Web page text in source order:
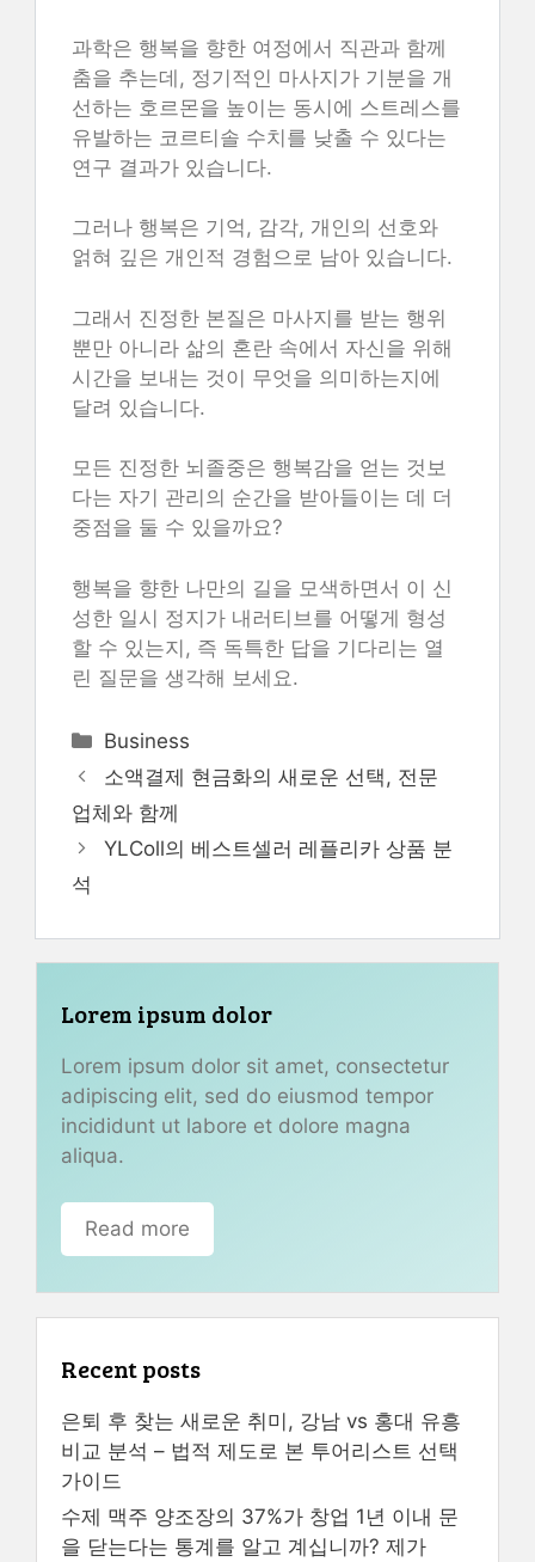
과학은 행복을 향한 여정에서 직관과 함께
춤을 추는데, 정기적인 마사지가 기분을 개
선하는 호르몬을 높이는 동시에 스트레스를
유발하는 코르티솔 수치를 낮출 수 있다는
연구 결과가 있습니다.
그러나 행복은 기억, 감각, 개인의 선호와
얽혀 깊은 개인적 경험으로 남아 있습니다.
그래서 진정한 본질은 마사지를 받는 행위
뿐만 아니라 삶의 혼란 속에서 자신을 위해
시간을 보내는 것이 무엇을 의미하는지에
달려 있습니다.
모든 진정한 뇌졸중은 행복감을 얻는 것보
다는 자기 관리의 순간을 받아들이는 데 더
중점을 둘 수 있을까요?
행복을 향한 나만의 길을 모색하면서 이 신
성한 일시 정지가 내러티브를 어떻게 형성
할 수 있는지, 즉 독특한 답을 기다리는 열
린 질문을 생각해 보세요.
Categories
Business
소액결제 현금화의 새로운 선택, 전문
업체와 함께
YLColl의 베스트셀러 레플리카 상품 분
석
Lorem ipsum dolor
Lorem ipsum dolor sit amet, consectetur
adipiscing elit, sed do eiusmod tempor
incididunt ut labore et dolore magna
aliqua.
Read more
Recent posts
은퇴 후 찾는 새로운 취미, 강남 vs 홍대 유흥
비교 분석 – 법적 제도로 본 투어리스트 선택
가이드
수제 맥주 양조장의 37%가 창업 1년 이내 문
을 닫는다는 통계를 알고 계십니까? 제가